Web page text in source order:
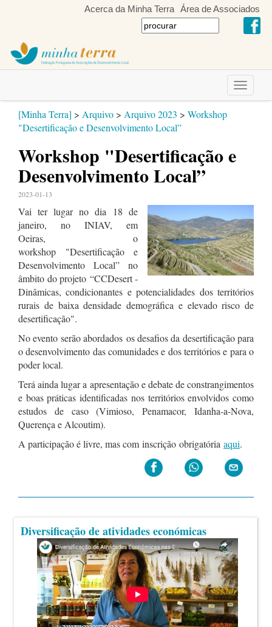
Acerca da Minha Terra Área de Associados
Toggle
[Minha Terra] > Arquivo > Arquivo 2023 > Workshop
"Desertificação e Desenvolvimento Local”
Workshop "Desertificação e
Desenvolvimento Local”
2023-01-13
Vai ter lugar no dia 18 de
janeiro, no INIAV, em
Oeiras, o
workshop "Desertificação e
Desenvolvimento Local” no
âmbito do projeto “CCDesert -
Dinâmicas, condicionantes e potencialidades dos territórios
rurais de baixa densidade demográfica e elevado risco de
desertificação".
No evento serão abordados os desafios da desertificação para
o desenvolvimento das comunidades e dos territórios e para o
poder local.
Terá ainda lugar a apresentação e debate de constrangimentos
e boas práticas identificadas nos territórios envolvidos como
estudos de caso (Vimioso, Penamacor, Idanha-a-Nova,
Querença e Alcoutim).
A participação é livre, mas com inscrição obrigatória aqui.
Diversificação de atividades económicas